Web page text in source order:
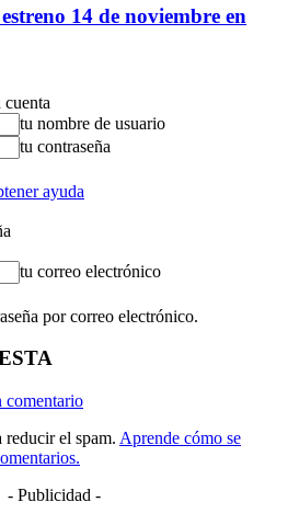
14 de noviembre en
tu nombre de usuario
tu contraseña
ayuda
tu correo electrónico
por correo electrónico.
comentario
reducir el spam. Aprende cómo se
- Publicidad -